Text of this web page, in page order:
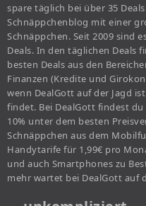
spare täglich bei über 35
Schnäppchenblog mit einer
Schnäppchen. Seit 2009 sind
Deals. In den täglichen Deals
besten Deals aus den
Finanzen (Kredite und
wenn DealGott auf der Jagd
findet. Bei DealGott findest
10% unter dem besten
Schnäppchen aus dem
Handytarife für 1,99€ pro
und auch Smartphones zu
mehr wartet bei DealGott auf